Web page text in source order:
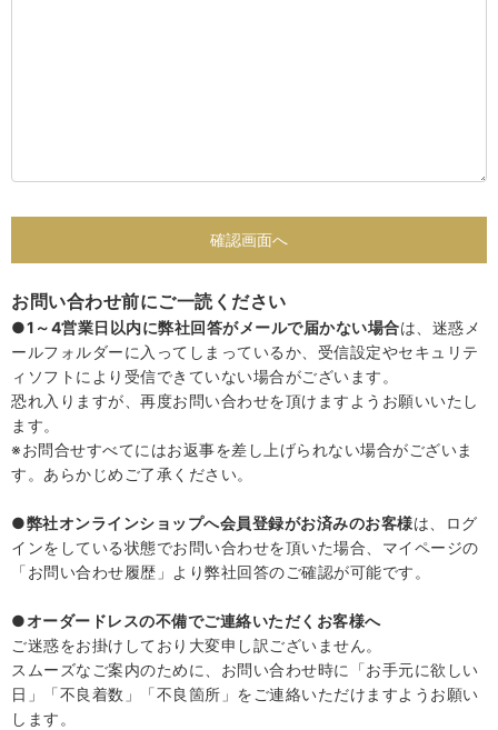
お問い合わせ前にご一読ください
●1～4営業日以内に弊社回答がメールで届かない場合は、迷惑メ
ールフォルダーに入ってしまっているか、受信設定やセキュリテ
ィソフトにより受信できていない場合がございます。
恐れ入りますが、再度お問い合わせを頂けますようお願いいたし
ます。
※お問合せすべてにはお返事を差し上げられない場合がございま
す。あらかじめご了承ください。
●弊社オンラインショップへ会員登録がお済みのお客様は、ログ
インをしている状態でお問い合わせを頂いた場合、マイページの
「お問い合わせ履歴」より弊社回答のご確認が可能です。
●オーダードレスの不備でご連絡いただくお客様へ
ご迷惑をお掛けしており大変申し訳ございません。
スムーズなご案内のために、お問い合わせ時に「お手元に欲しい
日」「不良着数」「不良箇所」をご連絡いただけますようお願い
します。